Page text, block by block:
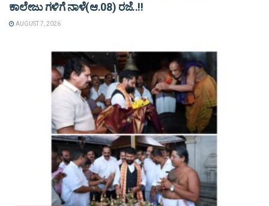
ಕಾಲೇಜು ಗಳಿಗೆ ನಾಳೆ(ಆ.08) ರಜೆ..!!
AUGUST 7, 2026